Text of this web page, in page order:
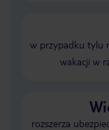
w przypadku tylu
wakacji w
rozszerza